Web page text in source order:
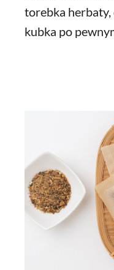
torebka herbaty,
kubka po